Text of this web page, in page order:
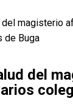
del